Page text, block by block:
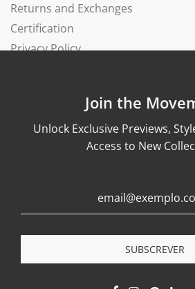
Returns and Exchanges
Certification
Privacy Policy
© 2026, Wonther
Join the
Unlock Exclusive Previews,
Access to New